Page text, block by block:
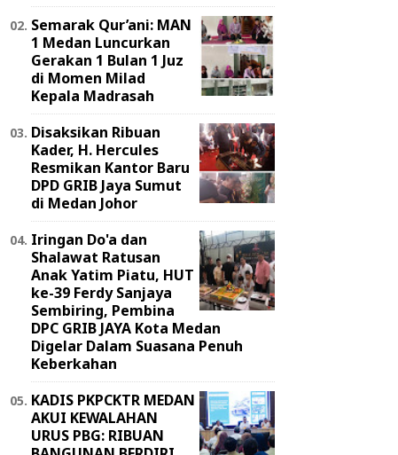
Semarak Qur’ani: MAN
1 Medan Luncurkan
Gerakan 1 Bulan 1 Juz
di Momen Milad
Kepala Madrasah
Disaksikan Ribuan
Kader, H. Hercules
Resmikan Kantor Baru
DPD GRIB Jaya Sumut
di Medan Johor
Iringan Do'a dan
Shalawat Ratusan
Anak Yatim Piatu, HUT
ke-39 Ferdy Sanjaya
Sembiring, Pembina
DPC GRIB JAYA Kota Medan
Digelar Dalam Suasana Penuh
Keberkahan
KADIS PKPCKTR MEDAN
AKUI KEWALAHAN
URUS PBG: RIBUAN